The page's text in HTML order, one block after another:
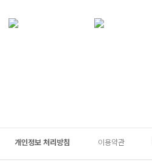
개인정보 처리방침 이용약관